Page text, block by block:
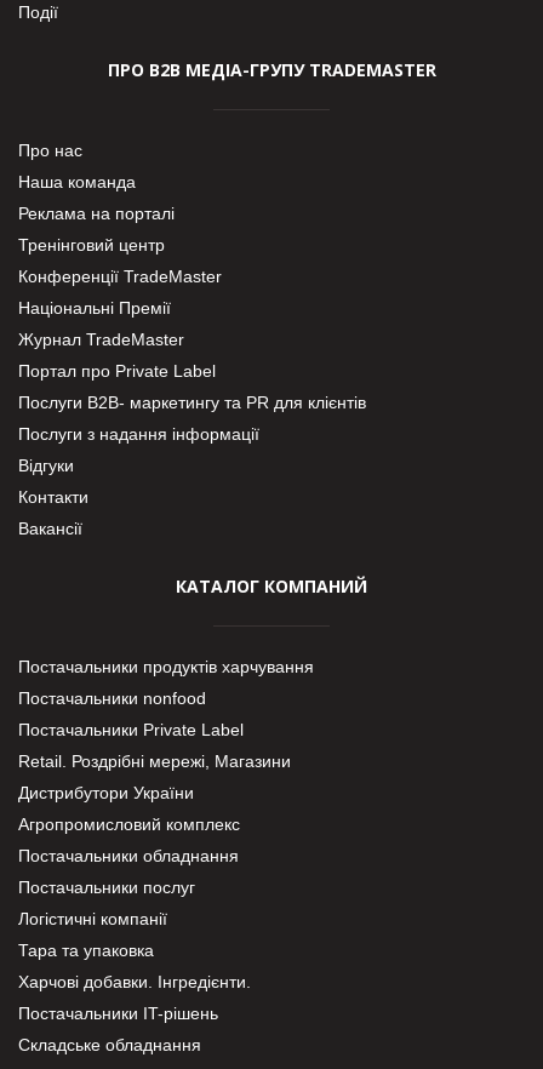
Події
ПРО В2В МЕДІА-ГРУПУ TRADEMASTER
Про нас
Наша команда
Реклама на порталі
Тренінговий центр
Конференції TradeMaster
Національні Премії
Журнал TradeMaster
Портал про Private Label
Послуги В2В- маркетингу та PR для клієнтів
Послуги з надання інформації
Відгуки
Контакти
Вакансії
КАТАЛОГ КОМПАНИЙ
Постачальники продуктів харчування
Постачальники nonfood
Постачальники Private Label
Retail. Роздрібні мережі, Магазини
Дистрибутори України
Агропромисловий комплекс
Постачальники обладнання
Постачальники послуг
Логістичні компанії
Тара та упаковка
Харчові добавки. Інгредієнти.
Постачальники IT-рішень
Складське обладнання